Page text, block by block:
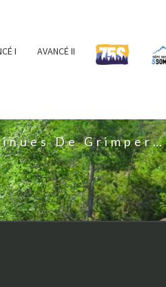
I AVANCÉ II
De Grimper…